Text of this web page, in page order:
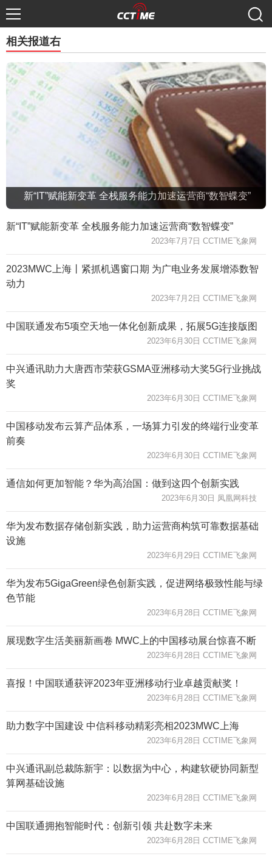
相关报道右
新“IT”赋能新变革 全栈服务能力加速运营商“数智蝶变”
新“IT”赋能新变革 全栈服务能力加速运营商“数智蝶变”
2023年7月7日 CCTIME飞象网
2023MWC上海丨紧抓机遇窗口期 为广电业务发展增添数智
动力
2023年7月2日 CCTIME飞象网
中国联通发布5项空天地一体化创新成果，拓展5G连接版图
2023年6月30日 CCTIME飞象网
中兴通讯助力大唐西市荣获GSMA亚洲移动大奖5G行业挑战
奖
2023年6月30日 CCTIME飞象网
中国移动发布云算产品体系，一场算力引发的终端行业变革
前奏
2023年6月30日 CCTIME飞象网
通信如何更加智能？华为高治国：做到这四个创新实践
2023年6月30日 凤凰网科技
华为发布数据存储创新实践，助力运营商构筑可靠数据基础
设施
2023年6月29日 CCTIME飞象网
华为发布5GigaGreen绿色创新实践，促进网络极致性能与绿
色节能
2023年6月28日 CCTIME飞象网
展现数字生活美丽新画卷 MWC上的中国移动展台惊喜不断
2023年6月28日 CCTIME飞象网
喜报！中国联通获评2023年亚洲移动行业卓越贡献奖！
2023年6月28日 CCTIME飞象网
助力数字中国建设 中信科移动精彩亮相2023MWC上海
2023年6月28日 CCTIME飞象网
中兴通讯副总裁陈新宇：以数据为中心，构建软硬协同新型
算网基础设施
2023年6月28日 CCTIME飞象网
中国联通拥抱智能时代：创新引领 共赴数字未来
2023年6月28日 CCTIME飞象网